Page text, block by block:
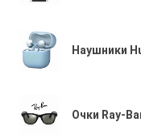
Наушники
Очки Ray-